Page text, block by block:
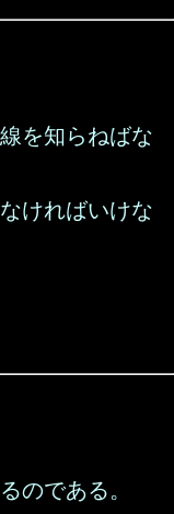
を知らねばな
ければいけな
のである。